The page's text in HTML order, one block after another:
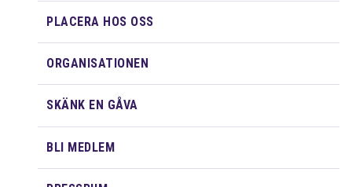
PLACERA HOS OSS
ORGANISATIONEN
SKÄNK EN GÅVA
BLI MEDLEM